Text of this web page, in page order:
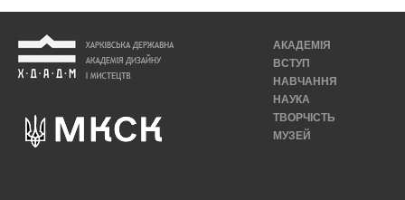
АКАДЕМІЯ
ВСТУП
НАВЧАННЯ
НАУКА
ТВОРЧІСТЬ
МУЗЕЙ